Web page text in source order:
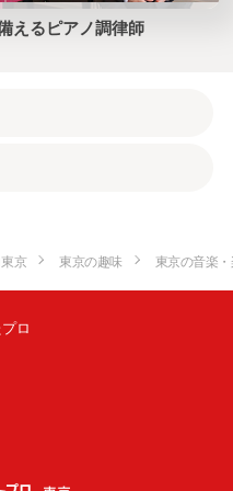
えるピアノ調律師
京 東京の趣味 東京の音楽
ロ